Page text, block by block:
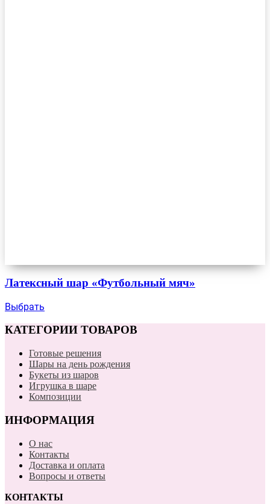
Латексный шар «Футбольный мяч»
Выбрать
КАТЕГОРИИ ТОВАРОВ
Готовые решения
Шары на день рождения
Букеты из шаров
Игрушка в шаре
Композиции
ИНФОРМАЦИЯ
О нас
Контакты
Доставка и оплата
Вопросы и ответы
КОНТАКТЫ